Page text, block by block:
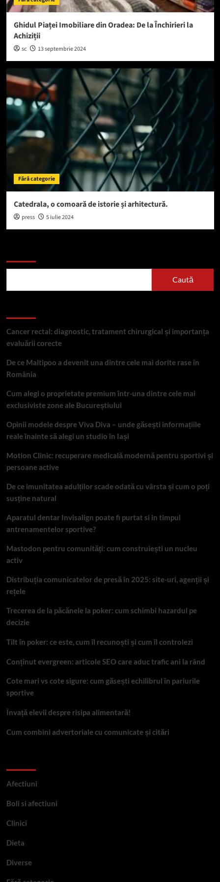
Ghidul Piaței Imobiliare din Oradea: De la Închirieri la
Achiziții
sc 13 septembrie 2024
Fără categorie
Catedrala, o comoară de istorie și arhitectură.
press 5 iulie 2024
Caută
Cancer rectal: diagnostic, tratament chirurgical și importanța
evaluării corecte
De ce Maltipoo a devenit una dintre cele mai dorite rase în
România
Cum alegi o proprietate premium într-una dintre cele mai
exclusiviste zone ale Bucureștiului
Opinii modele despre Viva Diva – unde găsești informațiile
reale înainte să alegi un studio în Iași
Motion Clinic: recuperare medicală modernă pentru sportivi și
persoane active
De ce imunitatea adulților scade odată cu vârsta și cum o poți
susține natural
Aparatul dentar Invisalign poate fi purtat si in timpul
antrenamentelor sportive?
Mastodon pentru comunități: cum construiești un nucleu
activ
Distribuția comunicatelor de presă în 2025: site-uri, agenții și
rețele
Trecerea de la păcănele la poker: cum schimbi hazardul pe
decizie
Tilt în poker: ce este, cum îl recunoști și cum îl controlezi
Conținut evergreen: articole SEO care aduc trafic ani la rând
Cote mari vs cote sigure: cum găsești echilibrul în pariurile
sportive
Învață elevii despre risipa alimentară!
Cum combini advertoriale cu comunicate și citări
Afectiuni
Boli si afectiuni
Clinici
Dieta
Diverse